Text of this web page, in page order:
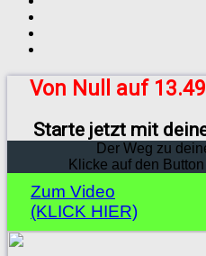
Von Null auf
Starte jetzt mit
Der Weg zu
Klicke auf den
Zum Video
(KLICK HIER)